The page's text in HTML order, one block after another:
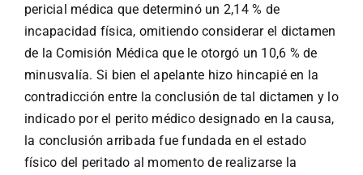
pericial médica que determinó un 2,14 % de
incapacidad física, omitiendo considerar el dictamen
de la Comisión Médica que le otorgó un 10,6 % de
minusvalía. Si bien el apelante hizo hincapié en la
contradicción entre la conclusión de tal dictamen y lo
indicado por el perito médico designado en la causa,
la conclusión arribada fue fundada en el estado
físico del peritado al momento de realizarse la